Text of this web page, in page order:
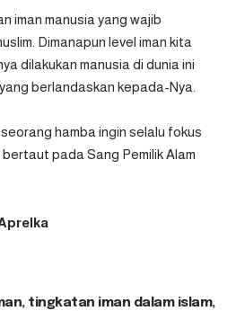
iman manusia yang wajib
Dimanapun level iman kita
dilakukan manusia di dunia ini
berlandaskan kepada-Nya.
hamba ingin selalu fokus
pada Sang Pemilik Alam
, tingkatan iman dalam islam,